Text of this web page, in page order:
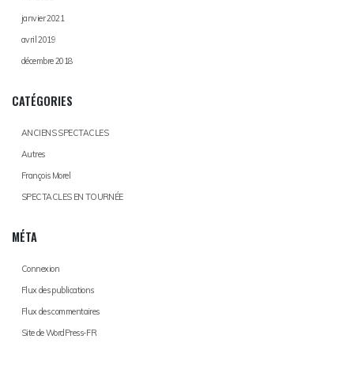
janvier 2021
avril 2019
décembre 2018
CATÉGORIES
ANCIENS SPECTACLES
Autres
François Morel
SPECTACLES EN TOURNÉE
MÉTA
Connexion
Flux des publications
Flux des commentaires
Site de WordPress-FR